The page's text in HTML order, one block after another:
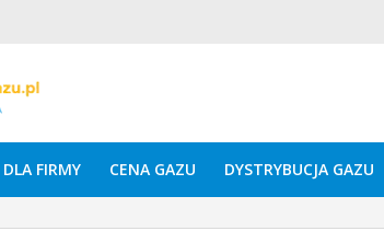
FIRMY CENA GAZU DYSTRYBUCJA GAZU